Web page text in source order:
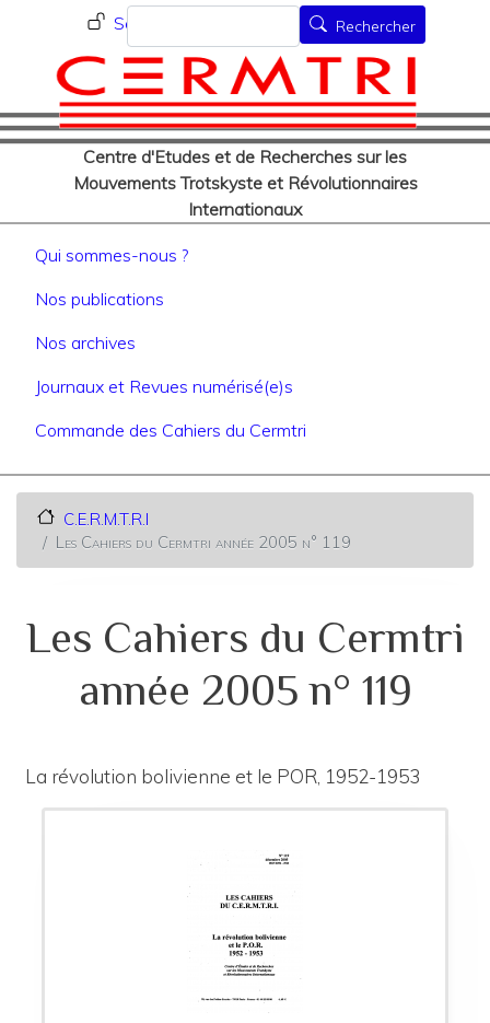
au
contenu
principal
Menu du compte de
Se connecter
Centre d'Etudes et de Recherches sur les
Mouvements Trotskyste et Révolutionnaires
Internationaux
Rechercher Rechercher
Navigation principale
Qui sommes-nous ?
Nos publications
Nos archives
Journaux et Revues numérisé(e)s
Commande des Cahiers du Cermtri
C.E.R.M.T.R.I
Les Cahiers du Cermtri année 2005 n° 119
Les Cahiers du Cermtri
année 2005 n° 119
La révolution bolivienne et le POR, 1952-1953